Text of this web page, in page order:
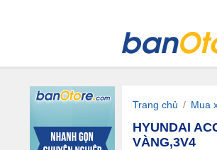
Trang chủ / Mua
HYUNDAI
VÀNG,3V4